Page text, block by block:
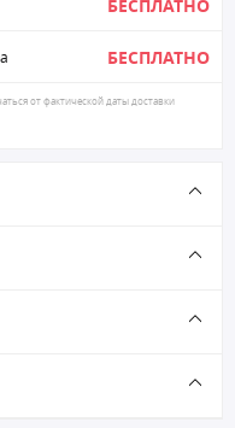
БЕСПЛАТНО
БЕСПЛАТНО
от фактической даты доставки